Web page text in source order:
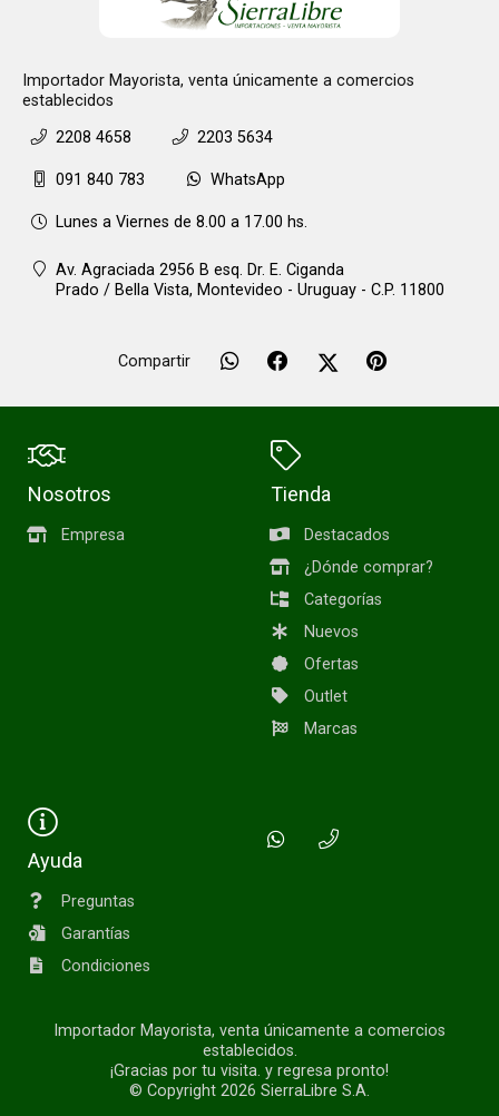
Importador Mayorista, venta únicamente a comercios
establecidos
2208 4658
2203 5634
091 840 783 WhatsApp
Lunes a Viernes de 8.00 a 17.00 hs.
Av. Agraciada 2956 B esq. Dr. E. Ciganda
Prado / Bella Vista, Montevideo - Uruguay - C.P. 11800
Compartir
Nosotros
Empresa
Tienda
Destacados
¿Dónde comprar?
Categorías
Nuevos
Ofertas
Outlet
Marcas
Ayuda
Preguntas
Garantías
Condiciones
Importador Mayorista, venta únicamente a comercios
establecidos.
¡Gracias por tu visita. y regresa pronto!
© Copyright 2026 SierraLibre S.A.